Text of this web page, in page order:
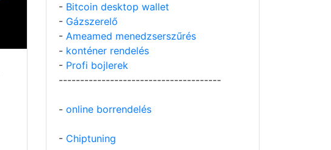
- Bitcoin desktop wallet
- Gázszerelő
- Ameamed menedzserszűrés
- konténer rendelés
- Profi bojlerek
--------------------------------------
- online borrendelés
- Chiptuning